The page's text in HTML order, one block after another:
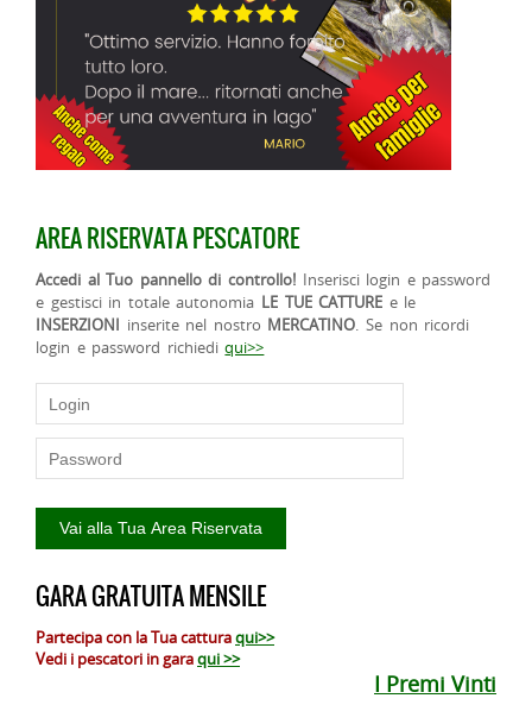
AREA RISERVATA PESCATORE
Accedi al Tuo pannello di controllo! Inserisci login e password
e gestisci in totale autonomia LE TUE CATTURE e le
INSERZIONI inserite nel nostro MERCATINO. Se non ricordi
login e password richiediqui>>
GARA GRATUITA MENSILE
Partecipa con la Tua catturaqui>>
Vedi i pescatori in garaqui >>
I Premi Vinti